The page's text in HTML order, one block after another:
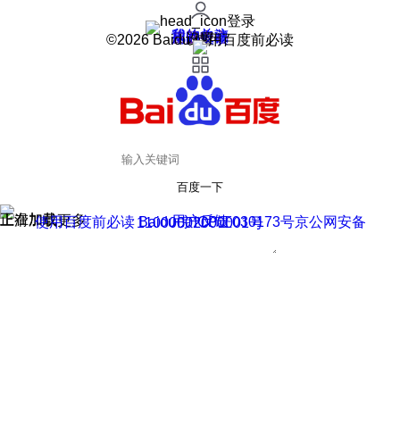
登录
我的关注
我的收藏
皮肤中心
用户反馈
设置
©2026 Baidu 使用百度前必读
百度一下
正在加载
上滑加载更多 用户反馈
使用百度前必读 Baidu 京ICP证030173号
京公网安备11000002000001号